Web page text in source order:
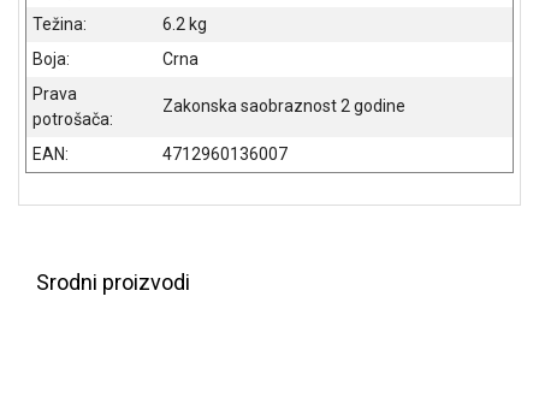
Težina:
6.2 kg
Boja:
Crna
Prava
potrošača:
Zakonska saobraznost 2 godine
EAN: 4712960136007
Srodni proizvodi